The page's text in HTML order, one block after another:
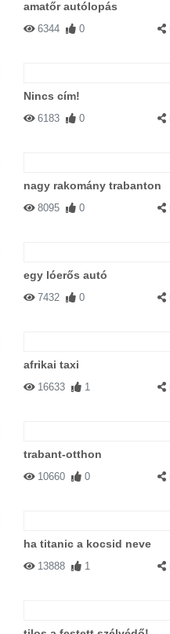
amatőr autólopás
6344 0
Nincs cím!
6183 0
nagy rakomány trabanton
8095 0
egy lóerős autó
7432 0
afrikai taxi
16633 1
trabant-otthon
10660 0
ha titanic a kocsid neve
13888 1